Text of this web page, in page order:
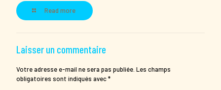
Read more
Laisser un commentaire
Votre adresse e-mail ne sera pas publiée. Les champs
obligatoires sont indiqués avec*